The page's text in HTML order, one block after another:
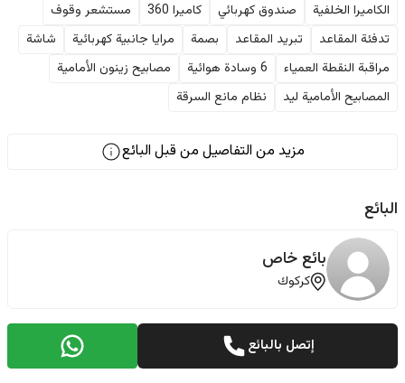
الكاميرا الخلفية صندوق كهربائي كاميرا 360
مستشعر وقوف
تدفئة المقاعد
تبريد المقاعد بصمة مرايا جانبية كهربائية
شاشة
مراقبة النقطة العمياء
6 وسادة هوائية
مصابيح زينون الأمامية
المصابيح الأمامية ليد
نظام مانع السرقة
مزيد من التفاصيل من قبل البائع
البائع
بائع خاص
كركوك
إتصل بالبائع